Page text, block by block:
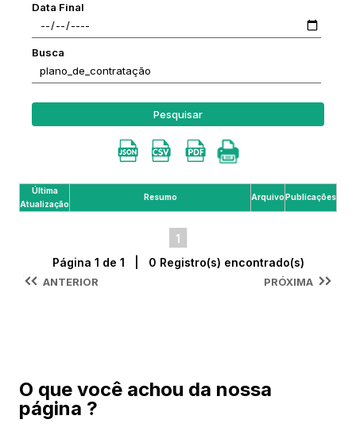
Data Final
Busca
Pesquisar
Última
Atualização
Resumo ArquivoPublicações
1
ANTERIOR
Página 1 de 1 | 0 Registro(s) encontrado(s)
PRÓXIMA
O que você achou da nossa
página ?